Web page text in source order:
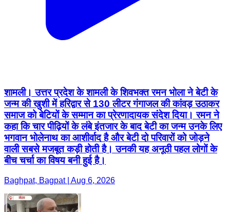
शामली। उत्तर प्रदेश के शामली के शिवभक्त रमन भोला ने बेटी के
जन्म की खुशी में हरिद्वार से 130 लीटर गंगाजल की कांवड़ उठाकर
समाज को बेटियों के सम्मान का प्रेरणादायक संदेश दिया। रमन ने
कहा कि चार पीढ़ियों के लंबे इंतजार के बाद बेटी का जन्म उनके लिए
भगवान भोलेनाथ का आशीर्वाद है और बेटी दो परिवारों को जोड़ने
वाली सबसे मजबूत कड़ी होती है। उनकी यह अनूठी पहल लोगों के
बीच चर्चा का विषय बनी हुई है।
Baghpat, Bagpat | Aug 6, 2026